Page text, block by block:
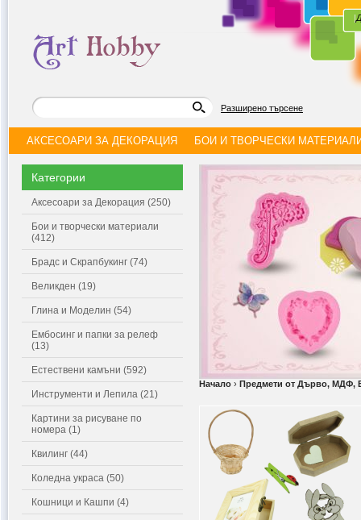
|
Разширено търсене
АКСЕСОАРИ ЗА ДЕКОРАЦИЯ БОИ И ТВОРЧЕСКИ
Категории
Аксесоари за Декорация (250)
Бои и творчески материали
(412)
Брадс и Скрапбукинг (74)
Великден (19)
Глина и Моделин (54)
Ембосинг и папки за релеф
(13)
Естествени камъни (592)
Инструменти и Лепила (21)
Картини за рисуване по
номера (1)
Квилинг (44)
Коледна украса (50)
Кошници и Кашпи (4)
Начало › Предмети от Дърво, МДФ,